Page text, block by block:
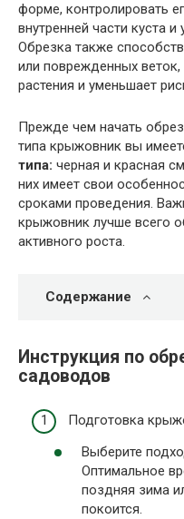
форме, контролировать
внутренней части куста
Обрезка также
или поврежденных
растения и уменьшает
Прежде чем начать
типа крыжовник вы
типа: черная и красная
них имеет свои
сроками проведения.
крыжовник лучше всего
активного роста.
Содержание
Инструкция по
садоводов
Подготовка
Выберите
Оптимальное
поздняя зима
покоится.